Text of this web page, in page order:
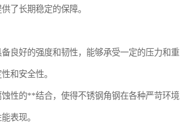
了长期稳定的保障。
良好的强度和韧性，能够承受一定的压力和重
和安全性。
性的**结合，使得不锈钢角钢在各种严苛环境
表现。